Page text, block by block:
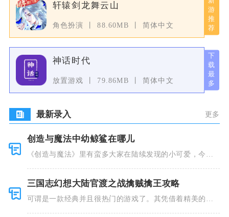
轩辕剑龙舞云山
角色扮演 88.60MB 简体中文
神话时代
放置游戏 79.86MB 简体中文
最新录入 更多
创造与魔法中幼鲸鲨在哪儿
《创造与魔法》里有蛮多大家在陆续发现的小可爱，今天
三国志幻想大陆官渡之战擒贼擒王攻略
可谓是一款经典并且很热门的游戏了。其凭借着精美的画